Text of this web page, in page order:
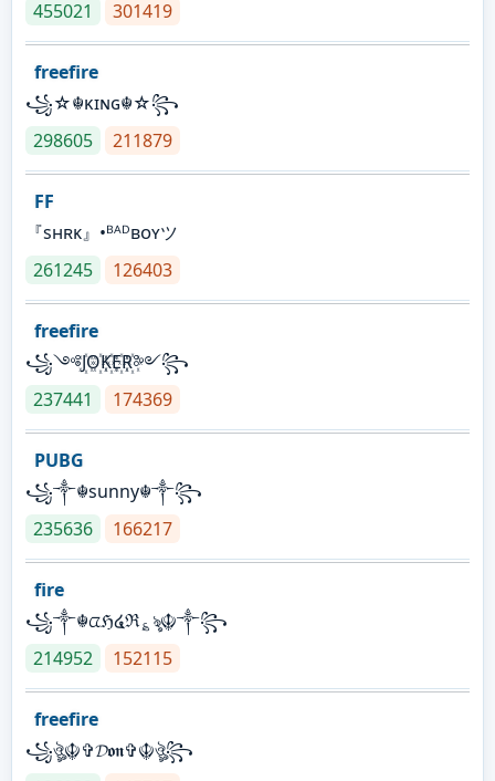
455021
301419
freefire
꧁☆☬κɪɴɢ☬☆꧂
298605
211879
FF
『sʜʀᴋ』•ᴮᴬᴰʙᴏʏツ
261245
126403
freefire
꧁༺J꙰O꙰K꙰E꙰R꙰༻꧂
237441
174369
PUBG
꧁༒☬sunny☬༒꧂
235636
166217
fire
꧁༒☬ᤂℌ໔ℜ؏ৡ☬༒꧂
214952
152115
freefire
꧁ঔৣ☬✞𝓓𝖔𝖓✞☬ঔৣ꧂